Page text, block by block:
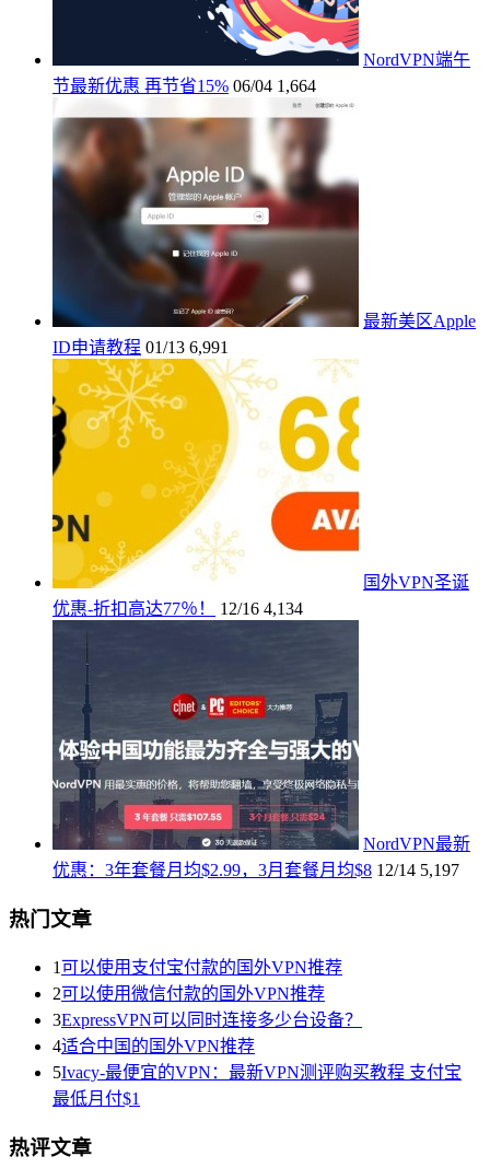
NordVPN端午
节最新优惠 再节省15% 06/04 1,664
最新美区Apple
ID申请教程 01/13 6,991
国外VPN圣诞
优惠-折扣高达77％！
12/16 4,134
NordVPN最新
优惠：3年套餐月均$2.99，3月套餐月均$8 12/14 5,197
热门文章
1可以使用支付宝付款的国外VPN推荐
2可以使用微信付款的国外VPN推荐
3ExpressVPN可以同时连接多少台设备？
4适合中国的国外VPN推荐
5Ivacy-最便宜的VPN：最新VPN测评购买教程 支付宝
最低月付$1
热评文章